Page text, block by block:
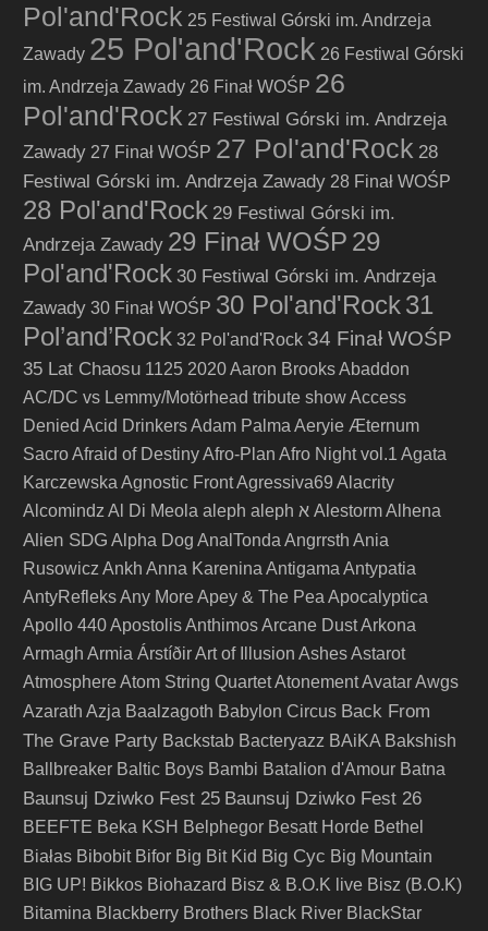
Pol'and'Rock 25 Festiwal Górski im. Andrzeja
Zawady 25 Pol'and'Rock 26 Festiwal Górski
im. Andrzeja Zawady 26 Finał WOŚP 26
Pol'and'Rock 27 Festiwal Górski im. Andrzeja
Zawady 27 Finał WOŚP 27 Pol'and'Rock 28
Festiwal Górski im. Andrzeja Zawady 28 Finał WOŚP
28 Pol'and'Rock 29 Festiwal Górski im.
Andrzeja Zawady 29 Finał WOŚP 29
Pol'and'Rock 30 Festiwal Górski im. Andrzeja
Zawady 30 Finał WOŚP 30 Pol'and'Rock31
Pol’and’Rock 32 Pol'and'Rock 34 Finał WOŚP
35 Lat Chaosu 1125 2020Aaron BrooksAbaddon
AC/DC vs Lemmy/Motörhead tribute showAccess
Denied Acid DrinkersAdam Palma Aeryie Æternum
SacroAfraid of DestinyAfro-Plan Afro Night vol.1 Agata
Karczewska Agnostic FrontAgressiva69 Alacrity
Alcomindz Al Di Meola aleph aleph א AlestormAlhena
Alien SDG Alpha Dog AnalTonda Angrrsth Ania
Rusowicz Ankh Anna Karenina Antigama Antypatia
AntyRefleksAny MoreApey & The Pea Apocalyptica
Apollo 440Apostolis AnthimosArcane DustArkona
Armagh Armia ÁrstíðirArt of Illusion AshesAstarot
AtmosphereAtom String QuartetAtonementAvatarAwgs
Azarath Azja Baalzagoth Babylon Circus Back From
The Grave Party Backstab Bacteryazz BAiKA Bakshish
Ballbreaker Baltic Boys Bambi Batalion d'Amour Batna
Baunsuj Dziwko Fest 25 Baunsuj Dziwko Fest 26
BEEFTE Beka KSH Belphegor Besatt Horde Bethel
Białas Bibobit Bifor Big Bit Kid Big Cyc Big Mountain
BIG UP! Bikkos Biohazard Bisz & B.O.K live Bisz (B.O.K)
Bitamina Blackberry Brothers Black River BlackStar